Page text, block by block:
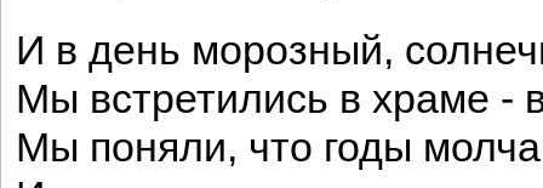
И в день морозный,
Мы встретились в храме -
Мы поняли, что годы